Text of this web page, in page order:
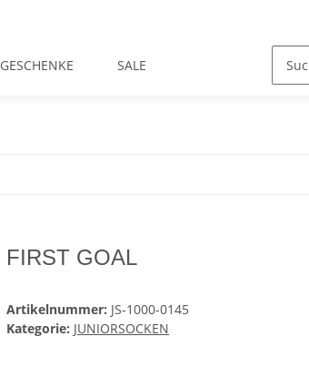
GESCHENKE SALE
FIRST GOAL
Artikelnummer: JS-1000-0145
Kategorie: JUNIORSOCKEN